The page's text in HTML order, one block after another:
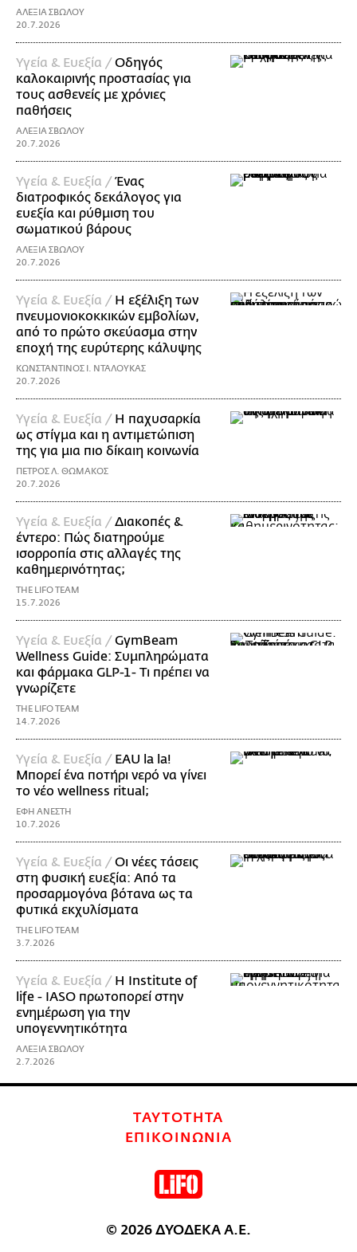
ΑΛΕΞΙΑ ΣΒΩΛΟΥ
20.7.2026
Υγεία & Ευεξία /Οδηγός
καλοκαιρινής προστασίας για
τους ασθενείς με χρόνιες
παθήσεις
ΑΛΕΞΙΑ ΣΒΩΛΟΥ
20.7.2026
Υγεία & Ευεξία /Ένας
διατροφικός δεκάλογος για
ευεξία και ρύθμιση του
σωματικού βάρους
ΑΛΕΞΙΑ ΣΒΩΛΟΥ
20.7.2026
Υγεία & Ευεξία / Η εξέλιξη των
πνευμονιοκοκκικών εμβολίων,
από το πρώτο σκεύασμα στην
εποχή της ευρύτερης κάλυψης
ΚΩΝΣΤΑΝΤΙΝΟΣ Ι. ΝΤΑΛΟΥΚΑΣ
20.7.2026
Υγεία & Ευεξία / Η παχυσαρκία
ως στίγμα και η αντιμετώπιση
της για μια πιο δίκαιη κοινωνία
ΠΕΤΡΟΣ Λ. ΘΩΜΑΚΟΣ
20.7.2026
Υγεία & Ευεξία /Διακοπές &
έντερο: Πώς διατηρούμε
ισορροπία στις αλλαγές της
καθημερινότητας;
THE LIFO TEAM
15.7.2026
Υγεία & Ευεξία /GymBeam
Wellness Guide: Συμπληρώματα
και φάρμακα GLP-1- Τι πρέπει να
γνωρίζετε
THE LIFO TEAM
14.7.2026
Υγεία & Ευεξία / EAU la la!
Μπορεί ένα ποτήρι νερό να γίνει
το νέο wellness ritual;
ΕΦΗ ΑΝΕΣΤΗ
10.7.2026
Υγεία & Ευεξία /Οι νέες τάσεις
στη φυσική ευεξία: Από τα
προσαρμογόνα βότανα ως τα
φυτικά εκχυλίσματα
THE LIFO TEAM
3.7.2026
Υγεία & Ευεξία / Η Institute of
life - IASO πρωτοπορεί στην
ενημέρωση για την
υπογεννητικότητα
ΑΛΕΞΙΑ ΣΒΩΛΟΥ
2.7.2026
ΤΑΥΤΟΤΗΤΑ
ΕΠΙΚΟΙΝΩΝΙΑ
© 2026 ΔΥΟΔΕΚΑ Α.Ε.